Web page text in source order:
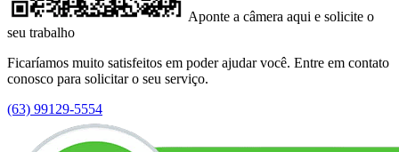
Aponte a câmera aqui e solicite o
seu trabalho
Ficaríamos muito satisfeitos em poder ajudar você. Entre em contato
conosco para solicitar o seu serviço.
(63) 99129-5554